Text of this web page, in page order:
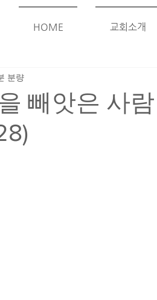
HOME 교회소개
빼앗은 사
분량